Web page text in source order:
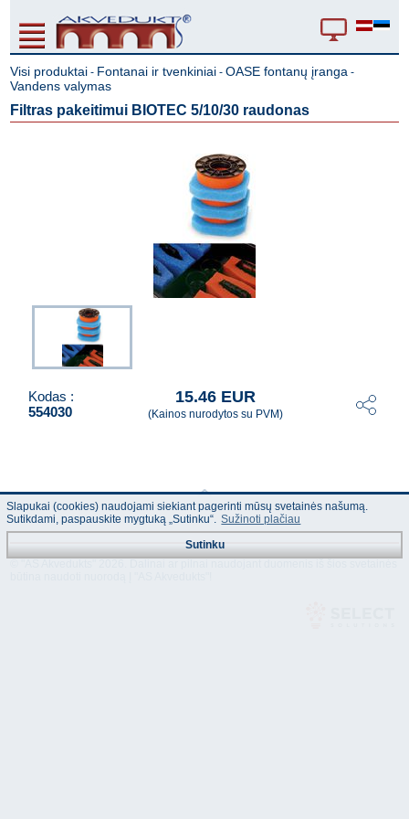
Visi produktai - Fontanai ir tvenkiniai -OASE fontanų įranga -
Vandens valymas
Filtras pakeitimui BIOTEC 5/10/30 raudonas
Kodas :
554030
15.46 EUR
(Kainos nurodytos su PVM)
Slapukai (cookies) naudojami siekiant pagerinti mūsų svetainės našumą.
Sutikdami, paspauskite mygtuką „Sutinku“. Sužinoti plačiau
Sutinku